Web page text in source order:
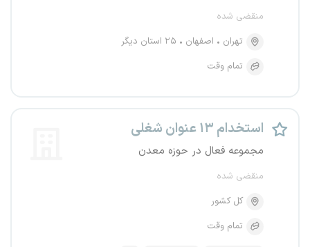
منقضی شده
تهران
اصفهان
۲۵ استان دیگر
تمام وقت
استخدام ۱۳ عنوان شغلی
مجموعه فعال در حوزه معدن
منقضی شده
کل کشور
تمام وقت